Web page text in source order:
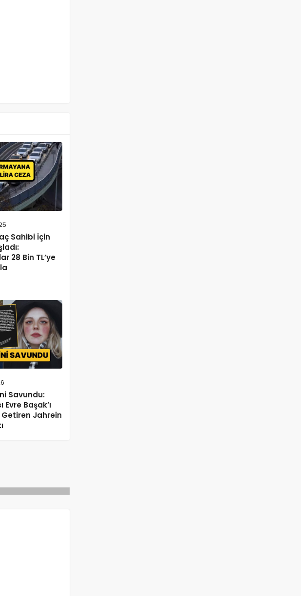
Sahibi İçin
28 Bin TL’ye
Savundu:
Başak’ı
Jahrein